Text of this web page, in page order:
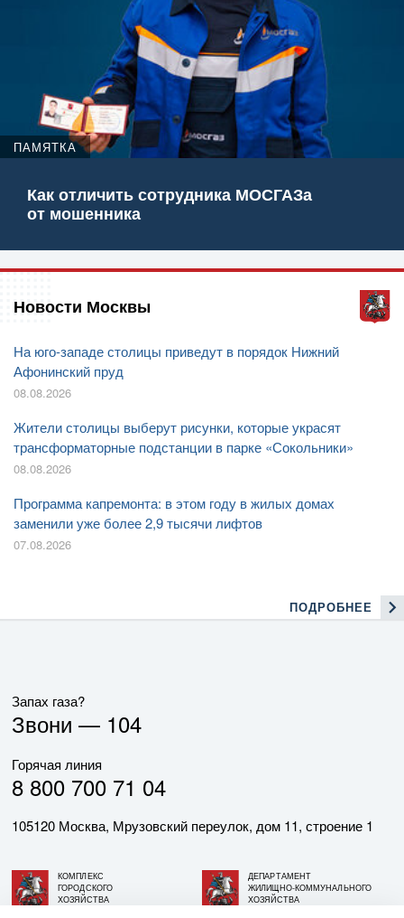
ПАМЯТКА
Как отличить сотрудника МОСГАЗа
от мошенника
Новости Москвы
На юго-западе столицы приведут в порядок Нижний
Афонинский пруд
08.08.2026
Жители столицы выберут рисунки, которые украсят
трансформаторные подстанции в парке «Сокольники»
08.08.2026
Программа капремонта: в этом году в жилых домах
заменили уже более 2,9 тысячи лифтов
07.08.2026
ПОДРОБНЕЕ
Запах газа?
Звони — 104
Горячая линия
8 800 700 71 04
105120 Москва, Мрузовский переулок, дом 11, строение 1
КОМПЛЕКС
ГОРОДСКОГО
ХОЗЯЙСТВА
ДЕПАРТАМЕНТ
ЖИЛИЩНО-КОММУНАЛЬНОГО
ХОЗЯЙСТВА